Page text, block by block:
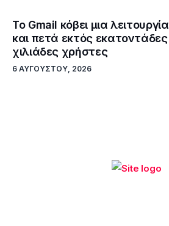
Το Gmail κόβει μια λειτουργία
και πετά εκτός εκατοντάδες
χιλιάδες χρήστες
6 ΑΥΓΟΎΣΤΟΥ, 2026